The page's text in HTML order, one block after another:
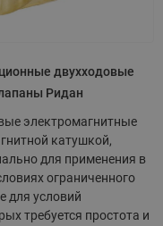
двухходовые
Ридан
электромагнитные
катушкой,
для применения в
ограниченного
для условий
требуется простота и